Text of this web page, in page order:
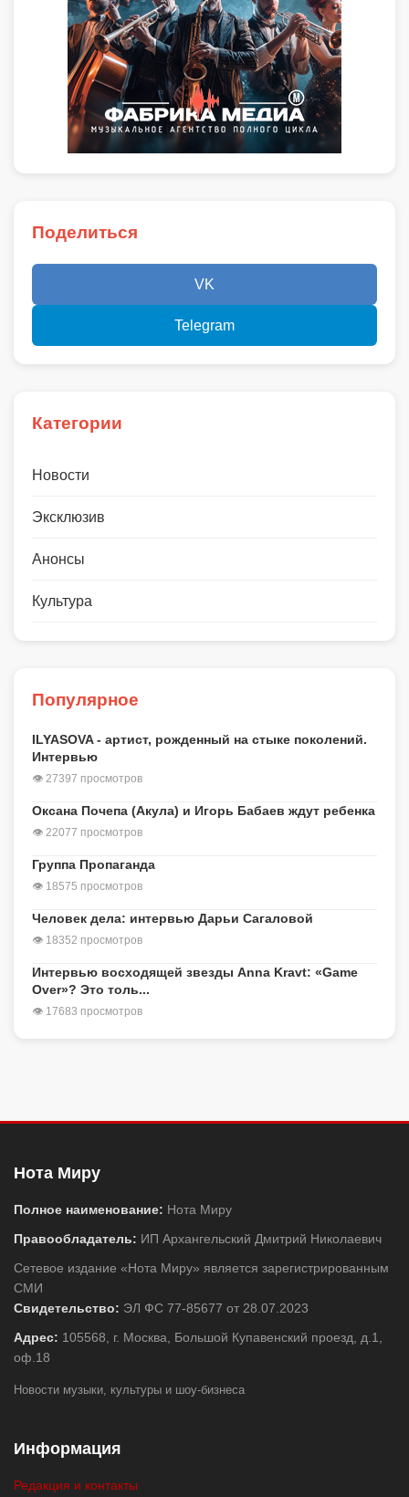
Поделиться
VK
Telegram
Категории
Новости
Эксклюзив
Анонсы
Культура
Популярное
ILYASOVA - артист, рожденный на стыке поколений.
Интервью
👁 27397 просмотров
Оксана Почепа (Акула) и Игорь Бабаев ждут ребенка
👁 22077 просмотров
Группа Пропаганда
👁 18575 просмотров
Человек дела: интервью Дарьи Сагаловой
👁 18352 просмотров
Интервью восходящей звезды Anna Kravt: «Game
Over»? Это толь...
👁 17683 просмотров
Нота Миру
Полное наименование: Нота Миру
Правообладатель: ИП Архангельский Дмитрий Николаевич
Сетевое издание «Нота Миру» является зарегистрированным
СМИ
Свидетельство: ЭЛ ФС 77-85677 от 28.07.2023
Адрес: 105568, г. Москва, Большой Купавенский проезд, д.1,
оф.18
Новости музыки, культуры и шоу-бизнеса
Информация
Редакция и контакты